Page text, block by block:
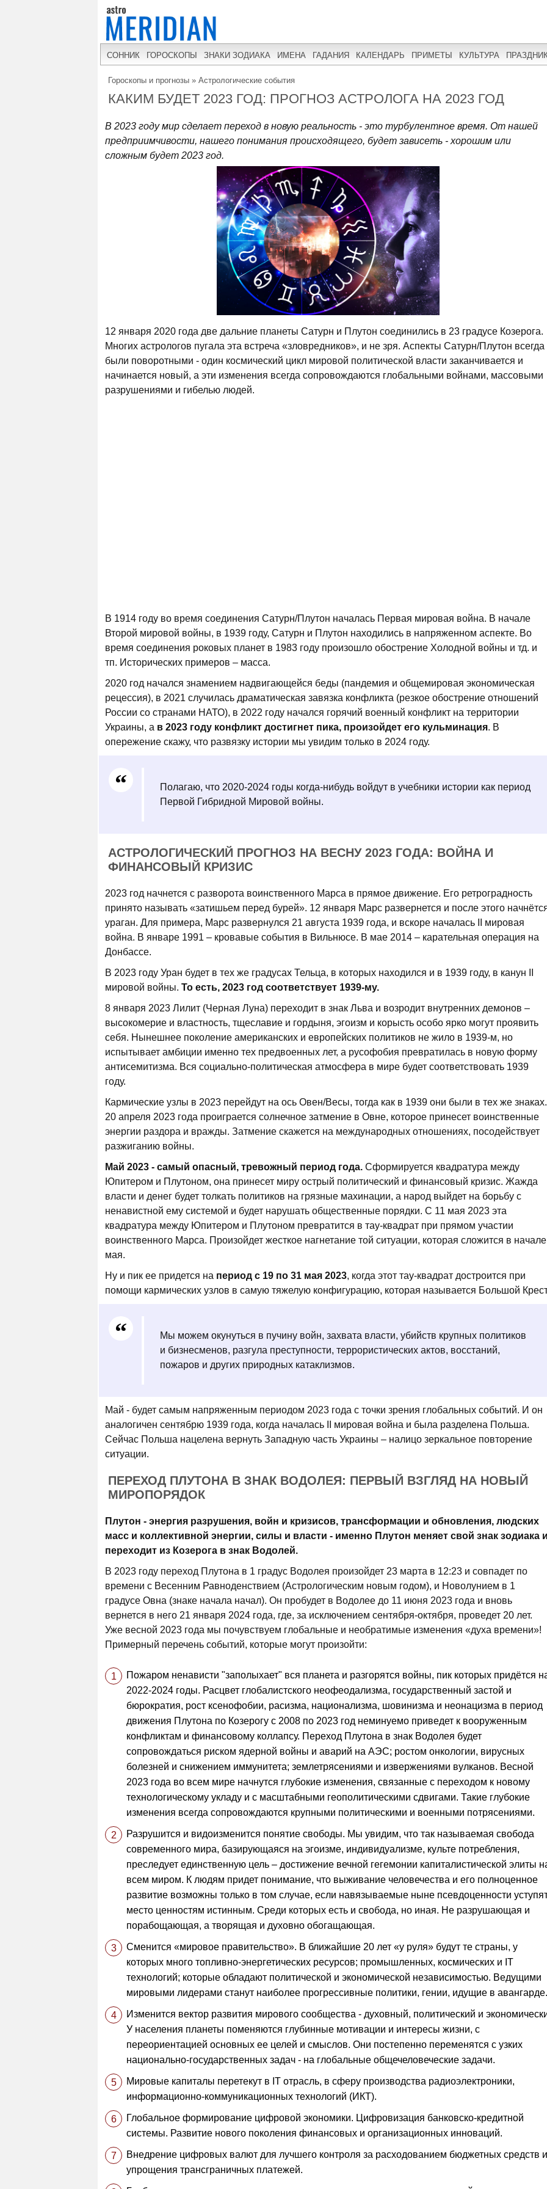
СОННИК ГОРОСКОПЫ ЗНАКИ ЗОДИАКА ИМЕНА ГАДАНИЯ КАЛЕНДАРЬ ПРИМЕТЫ КУЛЬТУРА
Гороскопы и прогнозы » Астрологические события
КАКИМ БУДЕТ 2023 ГОД: ПРОГНОЗ АСТРОЛОГА НА 2023 ГОД
В 2023 году мир сделает переход в новую реальность - это турбулентное время. От нашей
предприимчивости, нашего понимания происходящего, будет зависеть - хорошим или
сложным будет 2023 год.
12 января 2020 года две дальние планеты Сатурн и Плутон соединились в 23 градусе Козерога.
Многих астрологов пугала эта встреча «зловредников», и не зря. Аспекты Сатурн/Плутон всегда
были поворотными - один космический цикл мировой политической власти заканчивается и
начинается новый, а эти изменения всегда сопровождаются глобальными войнами, массовыми
разрушениями и гибелью людей.
В 1914 году во время соединения Сатурн/Плутон началась Первая мировая война. В начале
Второй мировой войны, в 1939 году, Сатурн и Плутон находились в напряженном аспекте. Во
время соединения роковых планет в 1983 году произошло обострение Холодной войны и тд. и
тп. Исторических примеров – масса.
2020 год начался знамением надвигающейся беды (пандемия и общемировая экономическая
рецессия), в 2021 случилась драматическая завязка конфликта (резкое обострение отношений
России со странами НАТО), в 2022 году начался горячий военный конфликт на территории
Украины, а в 2023 году конфликт достигнет пика, произойдет его кульминация. В
опережение скажу, что развязку истории мы увидим только в 2024 году.
Полагаю, что 2020-2024 годы когда-нибудь войдут в учебники истории как период
Первой Гибридной Мировой войны.
АСТРОЛОГИЧЕСКИЙ ПРОГНОЗ НА ВЕСНУ 2023 ГОДА: ВОЙНА И
ФИНАНСОВЫЙ КРИЗИС
2023 год начнется с разворота воинственного Марса в прямое движение. Его ретроградность
принято называть «затишьем перед бурей». 12 января Марс развернется и после этого
ураган. Для примера, Марс развернулся 21 августа 1939 года, и вскоре началась II мировая
война. В январе 1991 – кровавые события в Вильнюсе. В мае 2014 – карательная операция на
Донбассе.
В 2023 году Уран будет в тех же градусах Тельца, в которых находился и в 1939 году, в канун II
мировой войны. То есть, 2023 год соответствует 1939-му.
8 января 2023 Лилит (Черная Луна) переходит в знак Льва и возродит внутренних демонов –
высокомерие и властность, тщеславие и гордыня, эгоизм и корысть особо ярко могут проявить
себя. Нынешнее поколение американских и европейских политиков не жило в 1939-м, но
испытывает амбиции именно тех предвоенных лет, а русофобия превратилась в новую форму
антисемитизма. Вся социально-политическая атмосфера в мире будет соответствовать 1939
году.
Кармические узлы в 2023 перейдут на ось Овен/Весы, тогда как в 1939 они были в тех же знаках.
20 апреля 2023 года проиграется солнечное затмение в Овне, которое принесет воинственные
энергии раздора и вражды. Затмение скажется на международных отношениях, посодействует
разжиганию войны.
Май 2023 - самый опасный, тревожный период года. Сформируется квадратура между
Юпитером и Плутоном, она принесет миру острый политический и финансовый кризис. Жажда
власти и денег будет толкать политиков на грязные махинации, а народ выйдет на борьбу с
ненавистной ему системой и будет нарушать общественные порядки. С 11 мая 2023 эта
квадратура между Юпитером и Плутоном превратится в тау-квадрат при прямом участии
воинственного Марса. Произойдет жесткое нагнетание той ситуации, которая сложится в начале
мая.
Ну и пик ее придется на период с 19 по 31 мая 2023, когда этот тау-квадрат достроится при
помощи кармических узлов в самую тяжелую конфигурацию, которая называется Большой
Мы можем окунуться в пучину войн, захвата власти, убийств крупных политиков
и бизнесменов, разгула преступности, террористических актов, восстаний,
пожаров и других природных катаклизмов.
Май - будет самым напряженным периодом 2023 года с точки зрения глобальных событий. И он
аналогичен сентябрю 1939 года, когда началась II мировая война и была разделена Польша.
Сейчас Польша нацелена вернуть Западную часть Украины – налицо зеркальное повторение
ситуации.
ПЕРЕХОД ПЛУТОНА В ЗНАК ВОДОЛЕЯ: ПЕРВЫЙ ВЗГЛЯД НА НОВЫЙ
МИРОПОРЯДОК
Плутон - энергия разрушения, войн и кризисов, трансформации и обновления, людских
масс и коллективной энергии, силы и власти - именно Плутон меняет свой знак зодиака
переходит из Козерога в знак Водолей.
В 2023 году переход Плутона в 1 градус Водолея произойдет 23 марта в 12:23 и совпадет по
времени с Весенним Равноденствием (Астрологическим новым годом), и Новолунием в 1
градусе Овна (знаке начала начал). Он пробудет в Водолее до 11 июня 2023 года и вновь
вернется в него 21 января 2024 года, где, за исключением сентября-октября, проведет 20 лет.
Уже весной 2023 года мы почувствуем глобальные и необратимые изменения «духа времени»!
Примерный перечень событий, которые могут произойти:
Пожаром ненависти "заполыхает" вся планета и разгорятся войны, пик которых придётся
2022-2024 годы. Расцвет глобалистского неофеодализма, государственный застой и
бюрократия, рост ксенофобии, расизма, национализма, шовинизма и неонацизма в период
движения Плутона по Козерогу с 2008 по 2023 год неминуемо приведет к вооруженным
конфликтам и финансовому коллапсу. Переход Плутона в знак Водолея будет
сопровождаться риском ядерной войны и аварий на АЭС; ростом онкологии, вирусных
болезней и снижением иммунитета; землетрясениями и извержениями вулканов. Весной
2023 года во всем мире начнутся глубокие изменения, связанные с переходом к новому
технологическому укладу и с масштабными геополитическими сдвигами. Такие глубокие
изменения всегда сопровождаются крупными политическими и военными потрясениями.
Разрушится и видоизменится понятие свободы. Мы увидим, что так называемая свобода
современного мира, базирующаяся на эгоизме, индивидуализме, культе потребления,
преследует единственную цель – достижение вечной гегемонии капиталистической элиты
всем миром. К людям придет понимание, что выживание человечества и его полноценное
развитие возможны только в том случае, если навязываемые ныне псевдоценности
место ценностям истинным. Среди которых есть и свобода, но иная. Не разрушающая и
порабощающая, а творящая и духовно обогащающая.
Сменится «мировое правительство». В ближайшие 20 лет «у руля» будут те страны, у
которых много топливно-энергетических ресурсов; промышленных, космических и IT
технологий; которые обладают политической и экономической независимостью. Ведущими
мировыми лидерами станут наиболее прогрессивные политики, гении, идущие в авангарде.
Изменится вектор развития мирового сообщества - духовный, политический и
У населения планеты поменяются глубинные мотивации и интересы жизни, с
переориентацией основных ее целей и смыслов. Они постепенно переменятся с узких
национально-государственных задач - на глобальные общечеловеческие задачи.
Мировые капиталы перетекут в IT отрасль, в сферу производства радиоэлектроники,
информационно-коммуникационных технологий (ИКТ).
Глобальное формирование цифровой экономики. Цифровизация банковско-кредитной
системы. Развитие нового поколения финансовых и организационных инноваций.
Внедрение цифровых валют для лучшего контроля за расходованием бюджетных средств и
упрощения трансграничных платежей.